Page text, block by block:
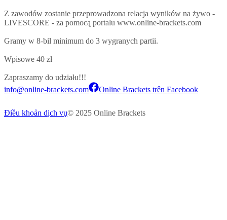
Z zawodów zostanie przeprowadzona relacja wyników na żywo -
LIVESCORE - za pomocą portalu www.online-brackets.com
Gramy w 8-bil minimum do 3 wygranych partii.
Wpisowe 40 zł
Zapraszamy do udziału!!!
info@online-brackets.com
Online Brackets trên Facebook
Điều khoản dịch vụ© 2025 Online Brackets